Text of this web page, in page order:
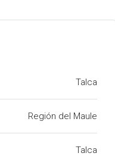
Talca
Región del Maule
Talca